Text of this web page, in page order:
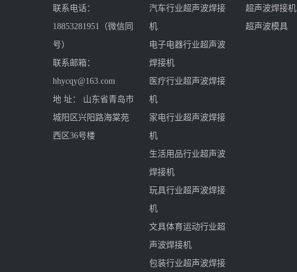
联系电话：
18853281951（微信同
号）
联系邮箱：
hhycqy@163.com
地 址： 山东省青岛市
城阳区兴阳路海棠苑
西区36号楼
汽车行业超声波焊接
机
电子电器行业超声波
焊接机
医疗行业超声波焊接
机
家电行业超声波焊接
机
生活用品行业超声波
焊接机
玩具行业超声波焊接
机
文具体育运动行业超
声波焊接机
包装行业超声波焊接
超声波焊接机
超声波模具